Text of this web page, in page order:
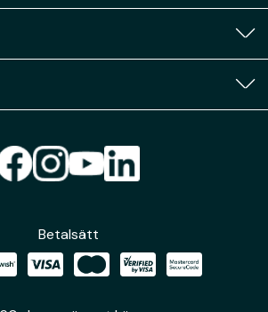
Betalsätt